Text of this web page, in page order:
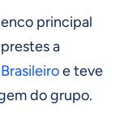
principal
a
e teve
do grupo.